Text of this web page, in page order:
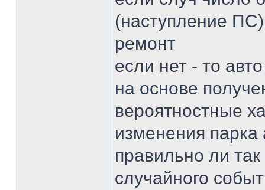
(наступление ПС)
ремонт
если нет - то
на основе
вероятностные
изменения парка
правильно ли
случайного